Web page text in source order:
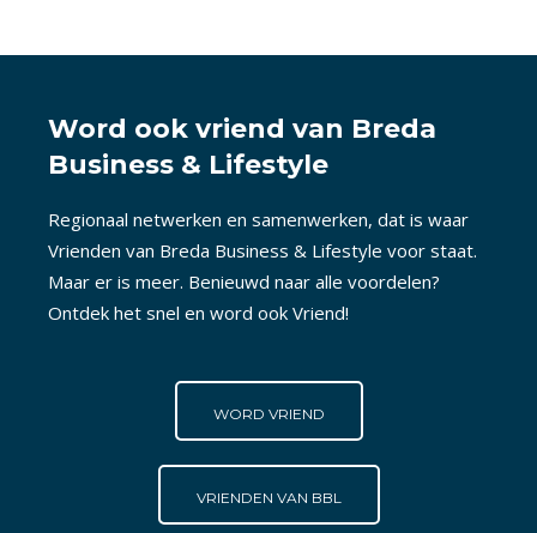
Word ook vriend van Breda
Business & Lifestyle
Regionaal netwerken en samenwerken, dat is waar
Vrienden van Breda Business & Lifestyle voor staat.
Maar er is meer. Benieuwd naar alle voordelen?
Ontdek het snel en word ook Vriend!
WORD VRIEND
VRIENDEN VAN BBL